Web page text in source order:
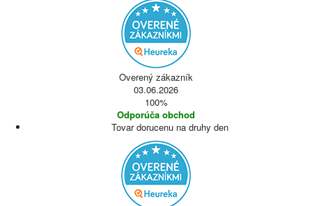
Overený zákazník
03.06.2026
100%
Odporúča obchod
Tovar dorucenu na druhy den